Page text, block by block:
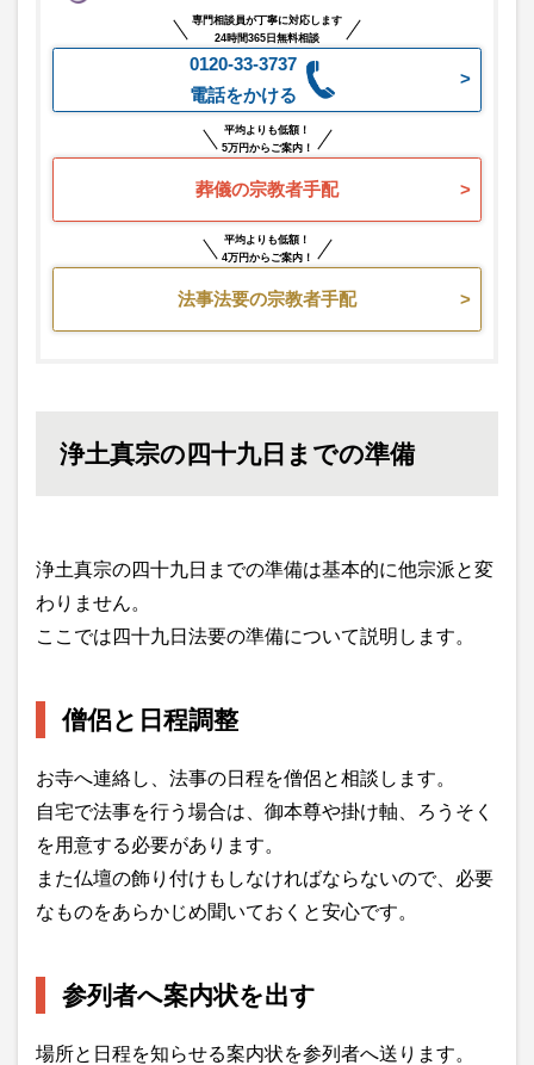
専門相談員が丁寧に対応します
24時間365日無料相談
0120-33-3737
電話をかける
平均よりも低額！
5万円からご案内！
葬儀の宗教者手配
平均よりも低額！
4万円からご案内！
法事法要の宗教者手配
浄土真宗の四十九日までの準備
浄土真宗の四十九日までの準備は基本的に他宗派と変
わりません。
ここでは四十九日法要の準備について説明します。
僧侶と日程調整
お寺へ連絡し、法事の日程を僧侶と相談します。
自宅で法事を行う場合は、御本尊や掛け軸、ろうそく
を用意する必要があります。
また仏壇の飾り付けもしなければならないので、必要
なものをあらかじめ聞いておくと安心です。
参列者へ案内状を出す
場所と日程を知らせる案内状を参列者へ送ります。